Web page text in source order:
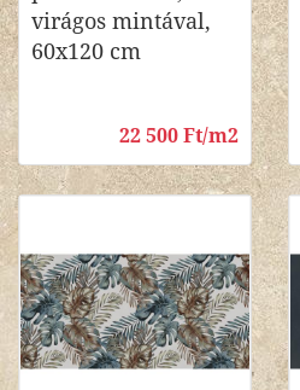
virágos mintával,
60x120 cm
22 500 Ft/m2